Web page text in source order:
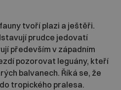
tvoří plazi a ještěři.
prudce jedovatí
především v západním
pozorovat leguány, kteří
balvanech. Říká se, že
tropického pralesa.